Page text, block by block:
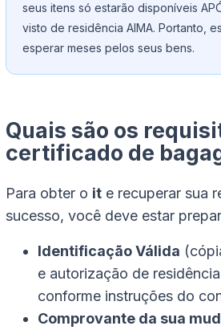
seus itens só estarão disponíveis
visto de residência AIMA. Portanto,
esperar meses pelos seus bens.
Quais são os
certificado de
Para obter o it e recuperar sua
sucesso, você deve estar
Identificação Válida
e autorização de
conforme instruções do
Comprovante da sua